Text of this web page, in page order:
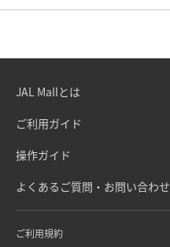
JAL Mallとは
ご利用ガイド
操作ガイド
よくあるご質問・お問い合わせ
ご利用規約